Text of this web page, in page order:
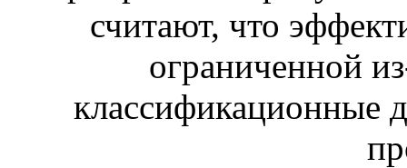
считают, что
ограниченной
классификационные